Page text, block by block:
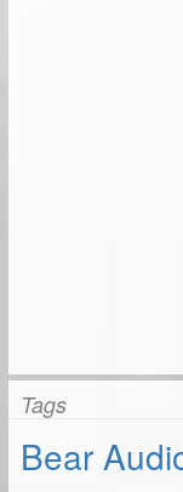
Tags
Bear